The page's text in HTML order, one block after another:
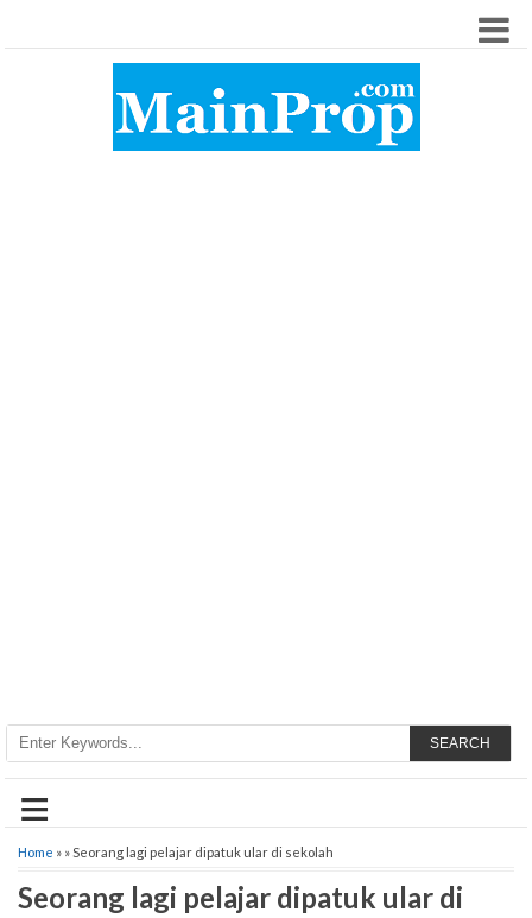
SEARCH
≡
Home » » Seorang lagi pelajar dipatuk ular di sekolah
Seorang lagi pelajar dipatuk ular di